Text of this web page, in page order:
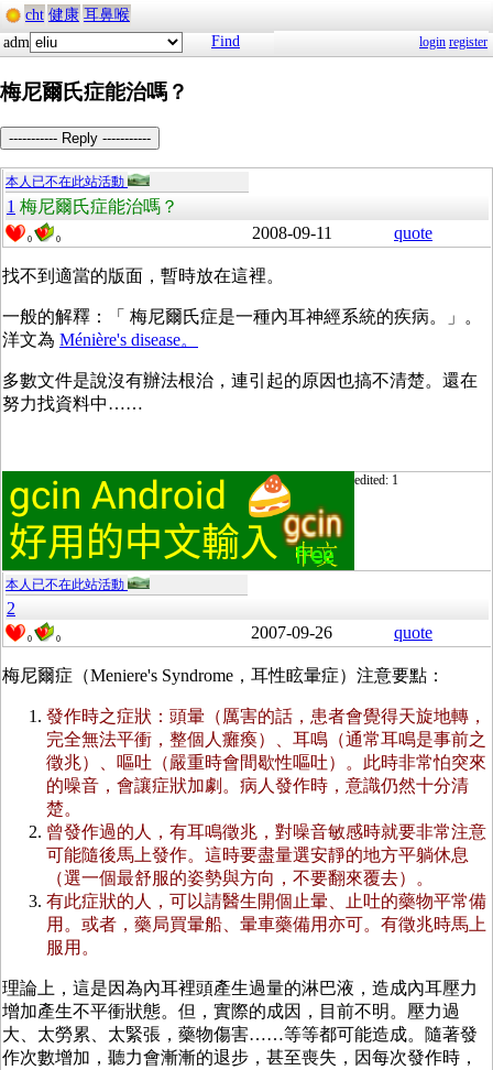
cht 健康 耳鼻喉
adm
Find login register
梅尼爾氏症能治嗎？
----------- Reply -----------
本人已不在此站活動
1 梅尼爾氏症能治嗎？
0 0 2008-09-11 quote
找不到適當的版面，暫時放在這裡。
一般的解釋：「 梅尼爾氏症是一種內耳神經系統的疾病。」。
洋文為 Ménière's disease。
多數文件是說沒有辦法根治，連引起的原因也搞不清楚。還在
努力找資料中……
edited: 1
本人已不在此站活動
2
0 0 2007-09-26 quote
梅尼爾症（Meniere's Syndrome，耳性眩暈症）注意要點：
發作時之症狀：頭暈（厲害的話，患者會覺得天旋地轉，
完全無法平衝，整個人癱瘓）、耳鳴（通常耳鳴是事前之
徵兆）、嘔吐（嚴重時會間歇性嘔吐）。此時非常怕突來
的噪音，會讓症狀加劇。病人發作時，意識仍然十分清
楚。
曾發作過的人，有耳鳴徵兆，對噪音敏感時就要非常注意
可能隨後馬上發作。這時要盡量選安靜的地方平躺休息
（選一個最舒服的姿勢與方向，不要翻來覆去）。
有此症狀的人，可以請醫生開個止暈、止吐的藥物平常備
用。或者，藥局買暈船、暈車藥備用亦可。有徵兆時馬上
服用。
理論上，這是因為內耳裡頭產生過量的淋巴液，造成內耳壓力
增加產生不平衝狀態。但，實際的成因，目前不明。壓力過
大、太勞累、太緊張，藥物傷害……等等都可能造成。隨著發
作次數增加，聽力會漸漸的退步，甚至喪失，因每次發作時，